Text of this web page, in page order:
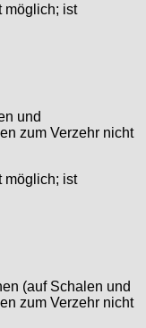
möglich; ist
und
zum Verzehr nicht
möglich; ist
(auf Schalen und
zum Verzehr nicht